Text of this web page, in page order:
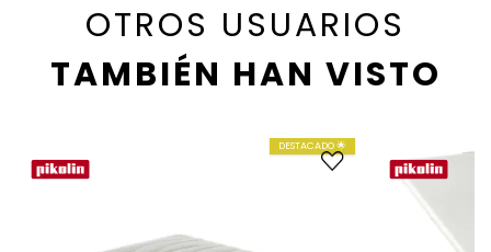
OTROS USUARIOS
TAMBIÉN HAN VISTO
DESTACADO 🌟